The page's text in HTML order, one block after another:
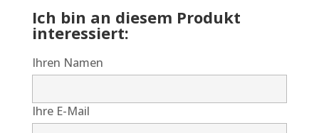
Ich bin an diesem Produkt
interessiert:
Ihren Namen
Ihre E-Mail